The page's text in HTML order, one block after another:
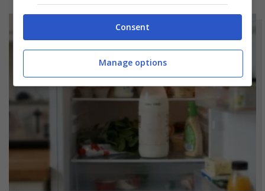
Consent
Manage options